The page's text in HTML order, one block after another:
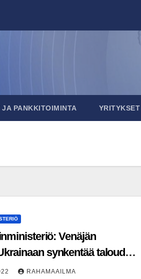
JA PANKKITOIMINTA
Venäjän
synkentää talouden
RAHAMAAILMA